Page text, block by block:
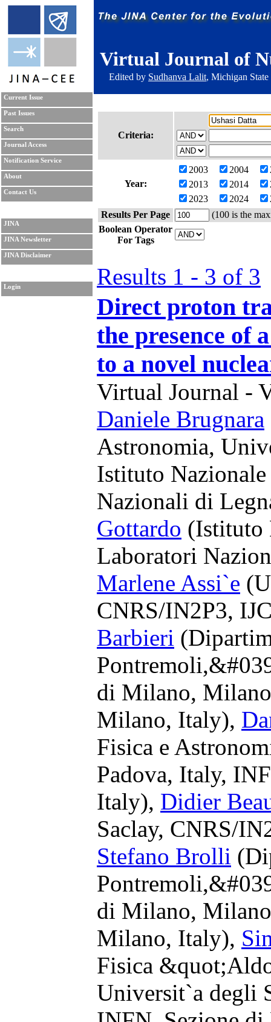
Virtual Journal of
Edited by Sudhanva Lalit, Michigan
Current Issue
Past Issues
Search
Journal Access
Notification Service
About
Contact Us
JINA
JINA Newsletter
JINA Disclaimer
Login
Criteria:
Year:
2003 2004
2013
2014
2023
2024
Results Per Page
(100 is the
Boolean Operator
For Tags
Results 1 - 3 of 3
Direct proton
the presence of
to a novel
Virtual Journal -
Daniele Brugnara
Astronomia,
Istituto
Nazionali di
Gottardo (Istituto
Laboratori
Marlene Assi`e
CNRS/IN2P3,
Barbieri
di Milano,
Milano, Italy),
Fisica e
Padova, Italy,
Italy), Didier
Saclay, CNRS/
Stefano Brolli
di Milano,
Milano, Italy),
Fisica
Universit`a degli